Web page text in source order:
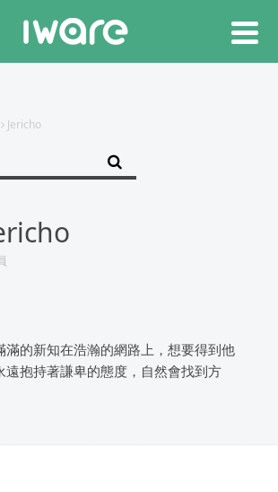
Jericho
滿的新知在浩瀚的網路上，想要得到他
遠抱持著謙卑的態度，自然會找到方